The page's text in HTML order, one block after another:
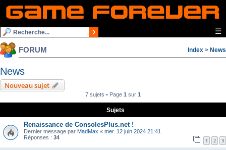
☰
FORUM Index > News
News
Nouveau sujet
7 sujets • Page 1 sur 1
Sujets
Renaissance de ConsolesPlus.net !
Dernier message par MadMax « mer. 12 juin 2024 21:41
Réponses : 34 1 2 3